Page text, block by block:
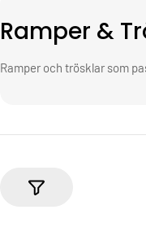
K
o
e
Ramper &
Ramper och trösklar som